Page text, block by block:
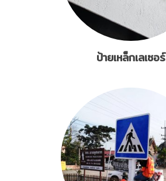
ป้ายเหล็กเลเซอร์